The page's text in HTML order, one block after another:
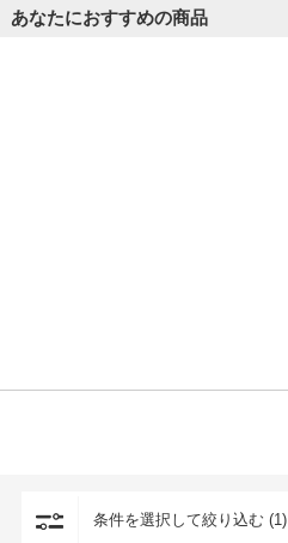
あなたにおすすめの商品
条件を選択して絞り込む (1)